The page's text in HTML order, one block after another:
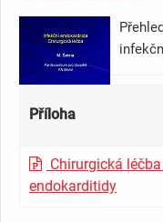
Příloha
Chirurgická
endokarditidy